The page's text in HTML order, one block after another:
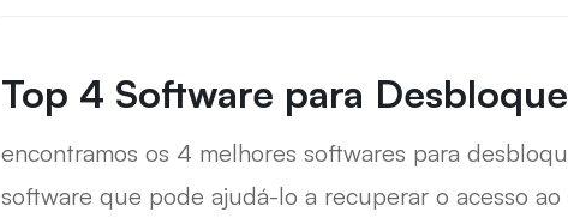
Top 4 Software para
encontramos os 4 melhores softwares para
software que pode ajudá-lo a recuperar o acesso ao